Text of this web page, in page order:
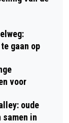
gaan op
voor
oude
samen in